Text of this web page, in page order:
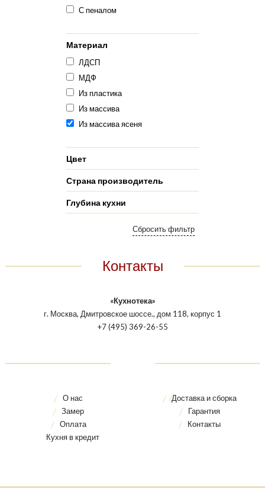
С пеналом
Материал
ЛДСП
МДФ
Из пластика
Из массива
Из массива ясеня
Цвет
Страна производитель
Глубина кухни
Контакты
«Кухнотека»
г. Москва, Дмитровское шоссе., дом 118, корпус 1
+7 (495) 369-26-55
О нас
Замер
Оплата
Кухня в кредит
Доставка и сборка
Гарантия
Контакты